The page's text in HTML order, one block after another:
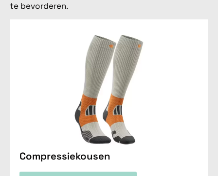
te bevorderen.
Compressiekousen